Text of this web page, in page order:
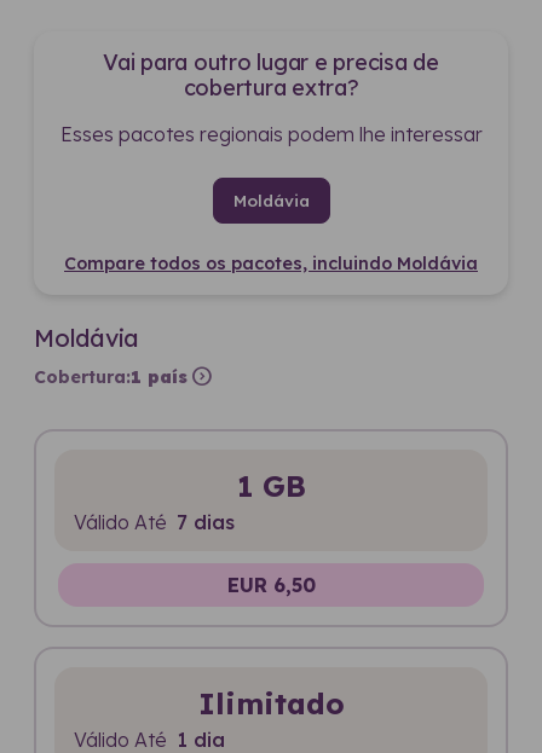
Vai para outro lugar e precisa de
cobertura extra?
Esses pacotes regionais podem lhe interessar
Moldávia
Compare todos os pacotes, incluindo Moldávia
Moldávia
Cobertura:1 país expand_circle_right
1 GB
Válido Até 7 dias
EUR 6,50
Ilimitado
Válido Até 1 dia